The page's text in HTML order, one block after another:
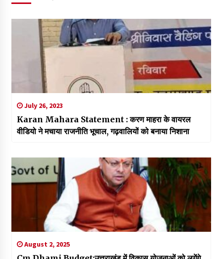
July 26, 2023
Karan Mahara Statement : करण माहरा के वायरल
वीडियो ने मचाया राजनीति भूचाल, गढ़वालियों को बनाया निशाना
August 2, 2025